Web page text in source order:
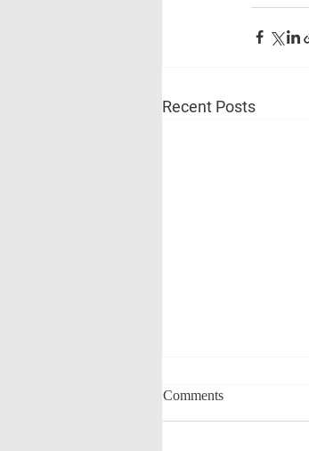
Recent Posts
Comments